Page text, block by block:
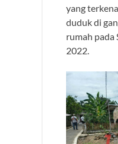
yang
duduk di
rumah pada
2022.